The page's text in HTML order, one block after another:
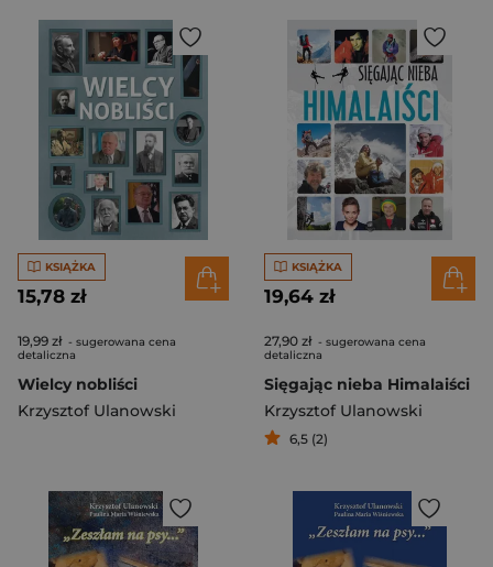
KSIĄŻKA
15,78 zł
19,99 zł - sugerowana cena
detaliczna
Wielcy nobliści
Krzysztof Ulanowski
KSIĄŻKA
19,64 zł
27,90 zł - sugerowana cena
detaliczna
Sięgając nieba Himalaiści
Krzysztof Ulanowski
6,5 (2)